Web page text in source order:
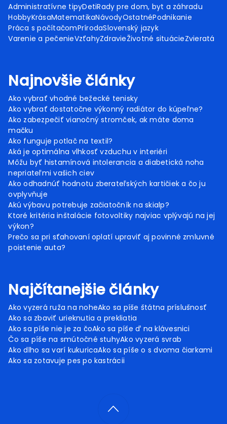
Administratívne tipyDetiRady pre dom, byt a záhradu
HobbyKrásaMatematikaNávodyOstatnéPodnikanie
Práca s počítačomPrírodaSlovenský jazyk
Varenie a pečenieVzťahyZdravieŽivotné situácieZvieratá
Najnovšie články
Ako vybrať vhodné bežecké tenisky
Ako vybrať dostatočne výkonný radiátor do kúpeľne?
Ako zabezpečiť vianočný stromček, ak máte doma
mačku
Ako funguje potlač na textil?
Aká je optimálna vlhkosť vzduchu v interiéri
Môžu byť histamínová intolerancia a diabetická noha
nepriateľmi vašich ciev
Ako odhadnúť hodnotu zberateľských kartičiek a čo ju
ovplyvňuje
Akú výbavu potrebuje začiatočník na skialp?
Ktoré kritéria inštalácie fotovoltiky najviac vplývajú na jej
výkon?
Prečo sa pri sťahovaní oplatí upraviť aj povinné zmluvné
poistenie auta?
Najčítanejšie články
Ako vyzerá ruža na noheAko sa píše štátna príslušnosť
Ako sa zbaviť urieknutia a prekliatia
Ako sa píše nie je za čoAko sa píše ď na klávesnici
Čo sa píše na smútočné stuhyAko vyzerá svrab
Ako dlho sa varí kukuricaAko sa píše o s dvoma čiarkami
Ako sa zotavuje pes po kastrácii